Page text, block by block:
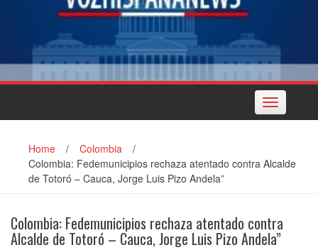
Toggle
navigation
Home / Colombia
/
Colombia: Fedemunicipios rechaza atentado contra Alcalde
de Totoró – Cauca, Jorge Luis Pizo Andela”
Colombia: Fedemunicipios rechaza atentado contra
Alcalde de Totoró – Cauca, Jorge Luis Pizo Andela”